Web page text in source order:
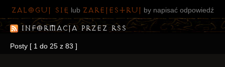
Zaloguj się lub zarejestruj by napisać odpowiedź
Informacja przez RSS
Posty [ 1 do 25 z 83 ]